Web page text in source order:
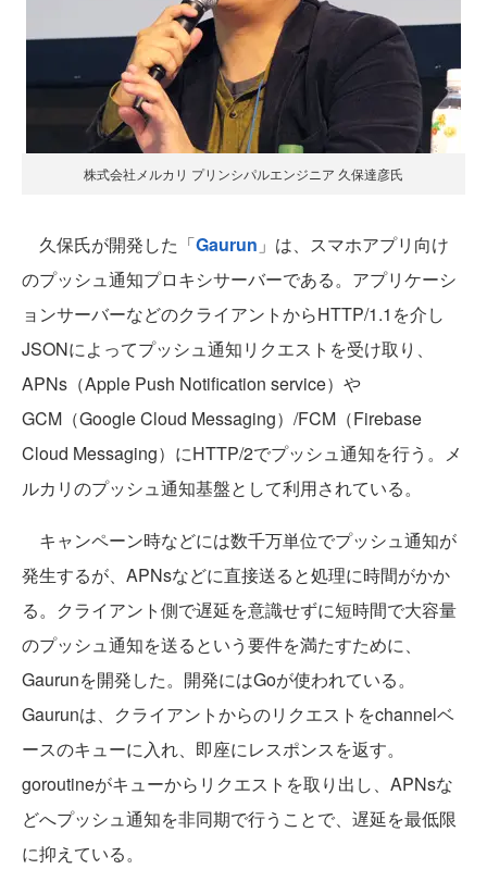
株式会社メルカリ プリンシパルエンジニア 久保達彦氏
久保氏が開発した「Gaurun 」は、スマホアプリ向け
のプッシュ通知プロキシサーバーである。アプリケーシ
ョンサーバーなどのクライアントからHTTP/1.1を介し
JSONによってプッシュ通知リクエストを受け取り、
APNs（Apple Push Notification service）や
GCM（Google Cloud Messaging）/FCM（Firebase
Cloud Messaging）にHTTP/2でプッシュ通知を行う。メ
ルカリのプッシュ通知基盤として利用されている。
キャンペーン時などには数千万単位でプッシュ通知が
発生するが、APNsなどに直接送ると処理に時間がかか
る。クライアント側で遅延を意識せずに短時間で大容量
のプッシュ通知を送るという要件を満たすために、
Gaurunを開発した。開発にはGoが使われている。
Gaurunは、クライアントからのリクエストをchannelベ
ースのキューに入れ、即座にレスポンスを返す。
goroutineがキューからリクエストを取り出し、APNsな
どへプッシュ通知を非同期で行うことで、遅延を最低限
に抑えている。